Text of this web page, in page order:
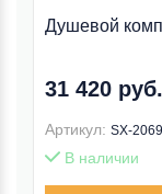
Душевой
31 420 руб.
Артикул: SX-
В наличии